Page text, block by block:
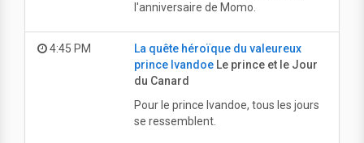
l'anniversaire de Momo.
4:45 PM
La quête héroïque du valeureux
prince IvandoeLe prince et le Jour
du Canard
Pour le prince Ivandoe, tous les jours
se ressemblent.